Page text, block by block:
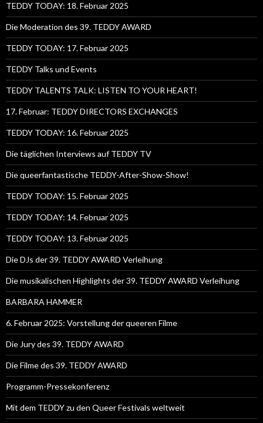
TEDDY TODAY: 18. Februar 2025
Die Moderation des 39. TEDDY AWARD
TEDDY TODAY: 17. Februar 2025
TEDDY Talks und Events
TEDDY TALENTS TALK: LISTEN TO YOUR HEART!
17. Februar: TEDDY DIRECTORS EXCHANGES
TEDDY TODAY: 16. Februar 2025
Die täglichen Interviews auf TEDDY TV
Die queerfantastische TEDDY-After-Show-Show!
TEDDY TODAY: 15. Februar 2025
TEDDY TODAY: 14. Februar 2025
TEDDY TODAY: 13. Februar 2025
Die DJs der 39. TEDDY AWARD Verleihung
Die musikalischen Highlights der 39. TEDDY AWARD Verleihung
BARBARA HAMMER
6. Februar 2025: Vorstellung der queeren Filme
Die Jury des 39. TEDDY AWARD
Die Filme des 39. TEDDY AWARD
Programm-Pressekonferenz
Mit dem TEDDY zu den Queer Festivals weltweit